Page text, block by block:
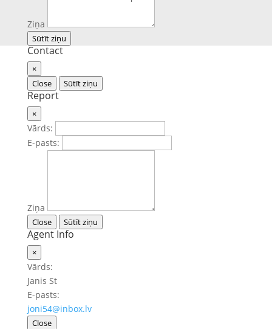
Ziņa
Sūtīt ziņu
Contact
×
Close
Sūtīt ziņu
Report
×
Vārds:
E-pasts:
Ziņa
Close Sūtīt ziņu
Agent Info
×
Vārds:
Janis St
E-pasts:
joni54@inbox.lv
Close